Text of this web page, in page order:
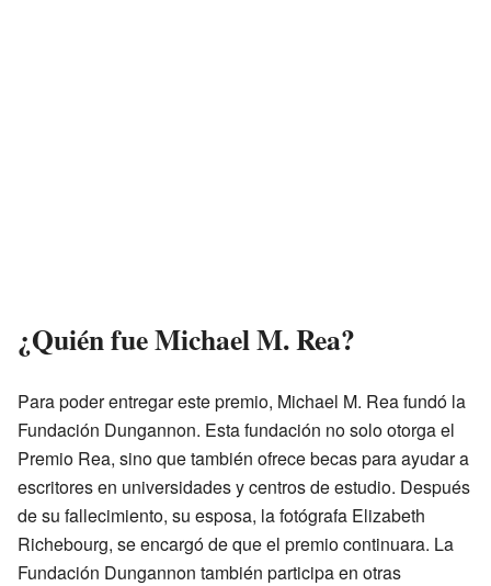
¿Quién fue Michael M. Rea?
Para poder entregar este premio, Michael M. Rea fundó la
Fundación Dungannon. Esta fundación no solo otorga el
Premio Rea, sino que también ofrece becas para ayudar a
escritores en universidades y centros de estudio. Después
de su fallecimiento, su esposa, la fotógrafa Elizabeth
Richebourg, se encargó de que el premio continuara. La
Fundación Dungannon también participa en otras